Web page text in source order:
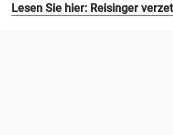
Lesen Sie hier: Reisinger